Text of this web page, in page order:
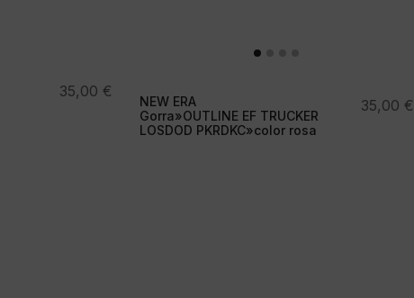
35,00 €
NEW ERA
Gorra»OUTLINE EF TRUCKER
LOSDOD PKRDKC»color rosa
35,00 €